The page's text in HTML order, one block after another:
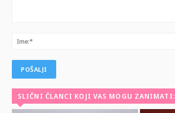
SLIČNI ČLANCI KOJI VAS MOGU ZANIMATI: